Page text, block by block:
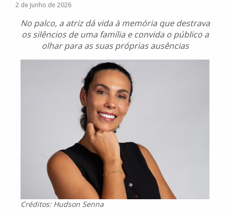
2 de Junho de 2026
No palco, a atriz dá vida à memória que destrava
os silêncios de uma família e convida o público a
olhar para as suas próprias ausências
Créditos: Hudson Senna